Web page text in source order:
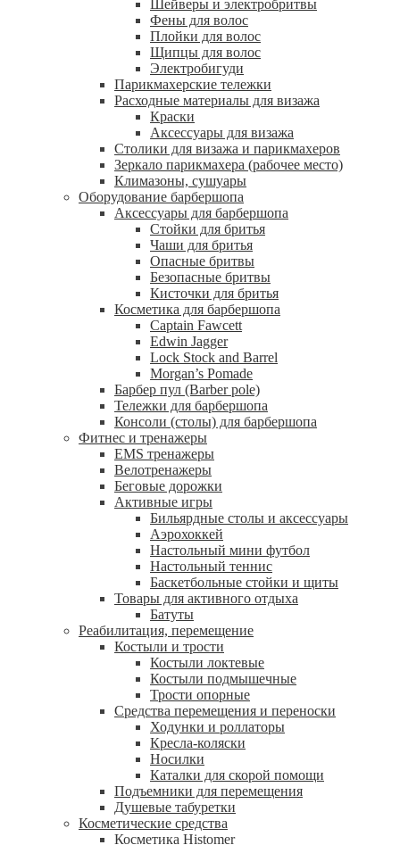
Шейверы и электробритвы
Фены для волос
Плойки для волос
Щипцы для волос
Электробигуди
Парикмахерские тележки
Расходные материалы для визажа
Краски
Аксессуары для визажа
Столики для визажа и парикмахеров
Зеркало парикмахера (рабочее место)
Климазоны, сушуары
Оборудование барбершопа
Аксессуары для барбершопа
Стойки для бритья
Чаши для бритья
Опасные бритвы
Безопасные бритвы
Кисточки для бритья
Косметика для барбершопа
Captain Fawcett
Edwin Jagger
Lock Stock and Barrel
Morgan’s Pomade
Барбер пул (Barber pole)
Тележки для барбершопа
Консоли (столы) для барбершопа
Фитнес и тренажеры
EMS тренажеры
Велотренажеры
Беговые дорожки
Активные игры
Бильярдные столы и аксессуары
Аэрохоккей
Настольный мини футбол
Настольный теннис
Баскетбольные стойки и щиты
Товары для активного отдыха
Батуты
Реабилитация, перемещение
Костыли и трости
Костыли локтевые
Костыли подмышечные
Трости опорные
Средства перемещения и переноски
Ходунки и роллаторы
Кресла-коляски
Носилки
Каталки для скорой помощи
Подъемники для перемещения
Душевые табуретки
Косметические средства
Косметика Histomer